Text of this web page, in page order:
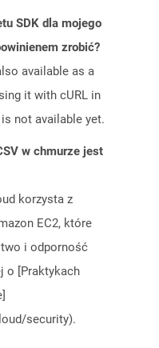
SDK dla mojego
zrobić?
available as a
it with cURL in
not available yet.
w chmurze jest
korzysta z
EC2, które
i odporność
o [Praktykach
security).